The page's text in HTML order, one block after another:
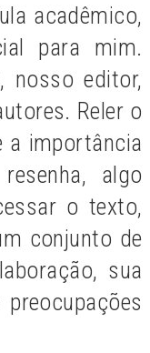
acadêmico,
para mim.
nosso editor,
Reler o
a importância
algo
o texto,
conjunto de
sua